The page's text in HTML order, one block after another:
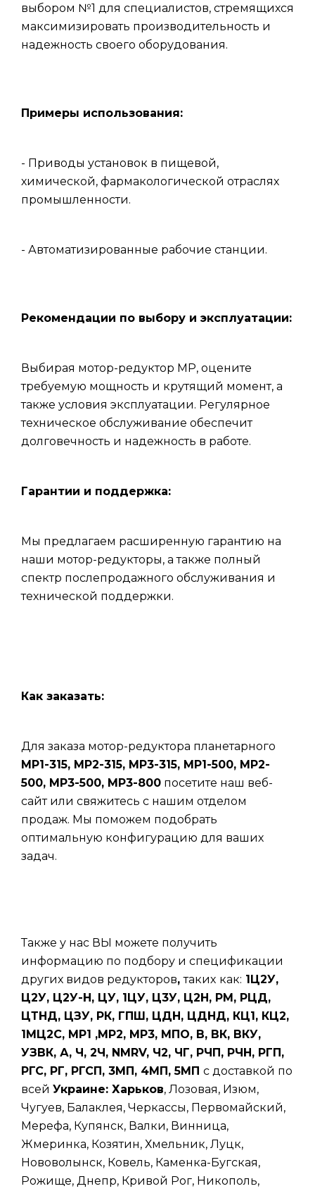
выбором №1 для специалистов, стремящихся
максимизировать производительность и
надежность своего оборудования.
Примеры использования:
- Приводы установок в пищевой,
химической, фармакологической отраслях
промышленности.
- Автоматизированные рабочие станции.
Рекомендации по выбору и эксплуатации:
Выбирая мотор-редуктор МР, оцените
требуемую мощность и крутящий момент, а
также условия эксплуатации. Регулярное
техническое обслуживание обеспечит
долговечность и надежность в работе.
Гарантии и поддержка:
Мы предлагаем расширенную гарантию на
наши мотор-редукторы, а также полный
спектр послепродажного обслуживания и
технической поддержки.
Как заказать:
Для заказа мотор-редуктора планетарного
МР1-315, МР2-315, МР3-315, МР1-500, МР2-
500, МР3-500, МР3-800 посетите наш веб-
сайт или свяжитесь с нашим отделом
продаж. Мы поможем подобрать
оптимальную конфигурацию для ваших
задач.
Также у нас ВЫ можете получить
информацию по подбору и спецификации
других видов редукторов,таких как: 1Ц2У,
Ц2У, Ц2У-Н, ЦУ, 1ЦУ, Ц3У, Ц2Н, РМ, РЦД,
ЦТНД, ЦЗУ, РК, ГПШ, ЦДН, ЦДНД, КЦ1, КЦ2,
1МЦ2С, МР1 ,МР2, МР3, МПО, В, ВК, ВКУ,
УЗВК, А, Ч, 2Ч, NMRV, Ч2, ЧГ, РЧП, РЧН, РГП,
РГС, РГ, РГСП, 3МП, 4МП, 5МП с доставкой по
всей Украине: Харьков, Лозовая, Изюм,
Чугуев, Балаклея, Черкассы, Первомайский,
Мерефа, Купянск, Валки, Винница,
Жмеринка, Козятин, Хмельник, Луцк,
Нововолынск, Ковель, Каменка-Бугская,
Рожище, Днепр, Кривой Рог, Никополь,